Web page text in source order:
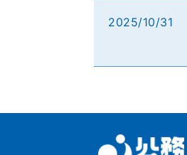
2025/10/31